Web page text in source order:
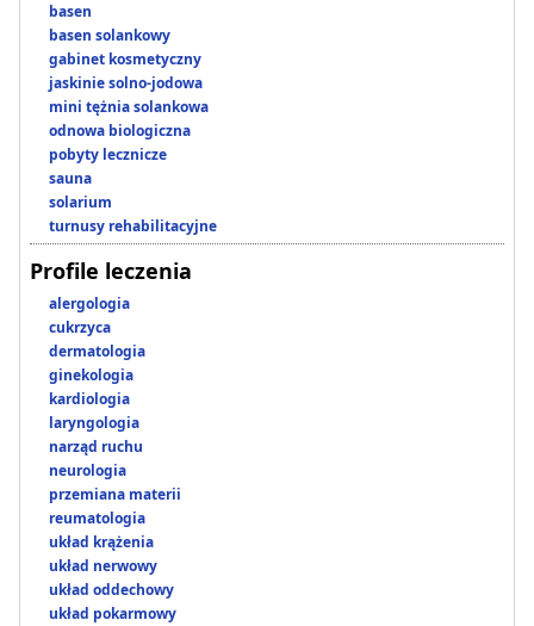
basen
basen solankowy
gabinet kosmetyczny
jaskinie solno-jodowa
mini tężnia solankowa
odnowa biologiczna
pobyty lecznicze
sauna
solarium
turnusy rehabilitacyjne
Profile leczenia
alergologia
cukrzyca
dermatologia
ginekologia
kardiologia
laryngologia
narząd ruchu
neurologia
przemiana materii
reumatologia
układ krążenia
układ nerwowy
układ oddechowy
układ pokarmowy